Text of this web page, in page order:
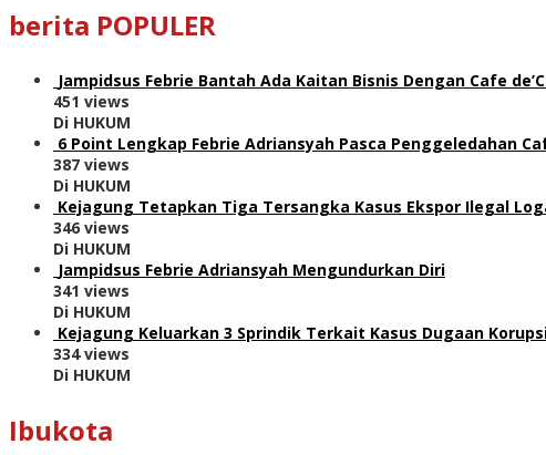
berita POPULER
Jampidsus Febrie Bantah Ada Kaitan Bisnis Dengan Cafe
451 views
Di HUKUM
6 Point Lengkap Febrie Adriansyah Pasca Penggeledahan
387 views
Di HUKUM
Kejagung Tetapkan Tiga Tersangka Kasus Ekspor Ilegal
346 views
Di HUKUM
Jampidsus Febrie Adriansyah Mengundurkan Diri
341 views
Di HUKUM
Kejagung Keluarkan 3 Sprindik Terkait Kasus Dugaan Korupsi
334 views
Di HUKUM
Ibukota